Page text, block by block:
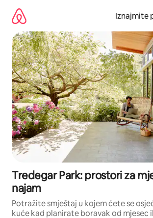
sadržaj
Iznajmite
Tredegar Park: prostori za
najam
Potražite smještaj u kojem ćete se
kuće kad planirate boravak od mjesec